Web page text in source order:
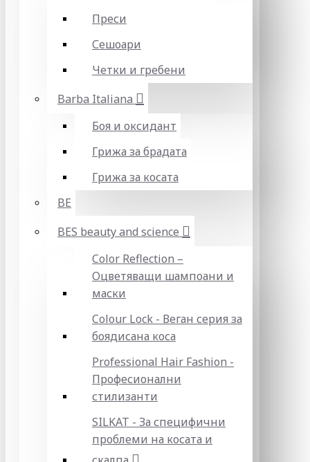
Преси
Сешоари
Четки и гребени
Barba Italiana
Боя и оксидант
Грижа за брадата
Грижа за косата
BE
BES beauty and science
Color Reflection –
Оцветяващи шампоани и
маски
Colour Lock - Веган серия за
боядисана коса
Professional Hair Fashion -
Професионални
стилизанти
SILKAT - За специфични
проблеми на косата и